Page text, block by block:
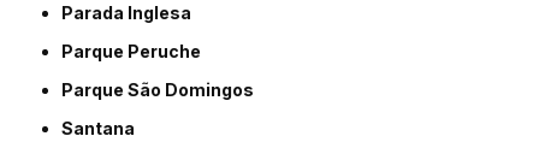
Parada Inglesa
Parque Peruche
Parque São Domingos
Santana